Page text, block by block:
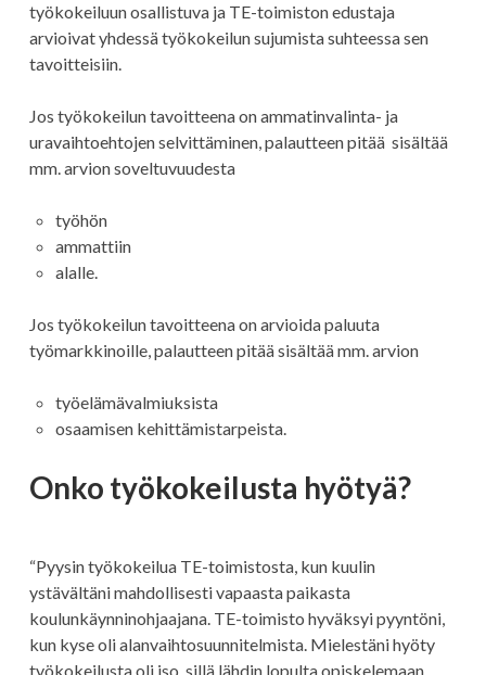
työkokeiluun osallistuva ja TE-toimiston edustaja
arvioivat yhdessä työkokeilun sujumista suhteessa sen
tavoitteisiin.
Jos työkokeilun tavoitteena on ammatinvalinta- ja
uravaihtoehtojen selvittäminen, palautteen pitää sisältää
mm. arvion soveltuvuudesta
työhön
ammattiin
alalle.
Jos työkokeilun tavoitteena on arvioida paluuta
työmarkkinoille, palautteen pitää sisältää mm. arvion
työelämävalmiuksista
osaamisen kehittämistarpeista.
Onko työkokeilusta hyötyä?
“Pyysin työkokeilua TE-toimistosta, kun kuulin
ystävältäni mahdollisesti vapaasta paikasta
koulunkäynninohjaajana. TE-toimisto hyväksyi pyyntöni,
kun kyse oli alanvaihtosuunnitelmista. Mielestäni hyöty
työkokeilusta oli iso, sillä lähdin lopulta opiskelemaan